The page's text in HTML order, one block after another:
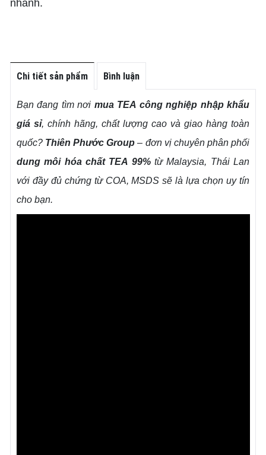
nhanh.
Chi tiết sản phẩm Bình luận
Bạn đang tìm nơi mua TEA công nghiệp nhập khẩu
giá sỉ, chính hãng, chất lượng cao và giao hàng toàn
quốc? Thiên Phước Group – đơn vị chuyên phân phối
dung môi hóa chất TEA 99%từ Malaysia, Thái Lan
với đầy đủ chứng từ COA, MSDS sẽ là lựa chọn uy tín
cho bạn.